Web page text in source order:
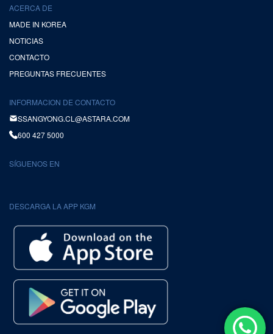
ACERCA DE
MADE IN KOREA
NOTICIAS
CONTACTO
PREGUNTAS FRECUENTES
INFORMACION DE CONTACTO
SSANGYONG.CL@ASTARA.COM
600 427 5000
SÍGUENOS EN
DESCARGA LA APP KGM